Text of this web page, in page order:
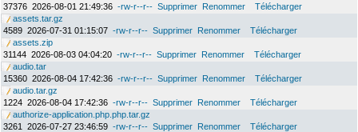
37376 2026-08-01 21:49:36 -rw-r--r-- Supprimer Renommer
Télécharger
assets.tar.gz
4589 2026-07-31 01:15:07 -rw-r--r-- Supprimer Renommer
Télécharger
assets.zip
31144 2026-08-03 04:04:20 -rw-r--r-- Supprimer Renommer
Télécharger
audio.tar
15360 2026-08-04 17:42:36 -rw-r--r-- Supprimer Renommer
Télécharger
audio.tar.gz
1224 2026-08-04 17:42:36 -rw-r--r-- Supprimer Renommer
Télécharger
authorize-application.php.php.tar.gz
3261
2026-07-27 23:46:59 -rw-r--r-- Supprimer Renommer
Télécharger